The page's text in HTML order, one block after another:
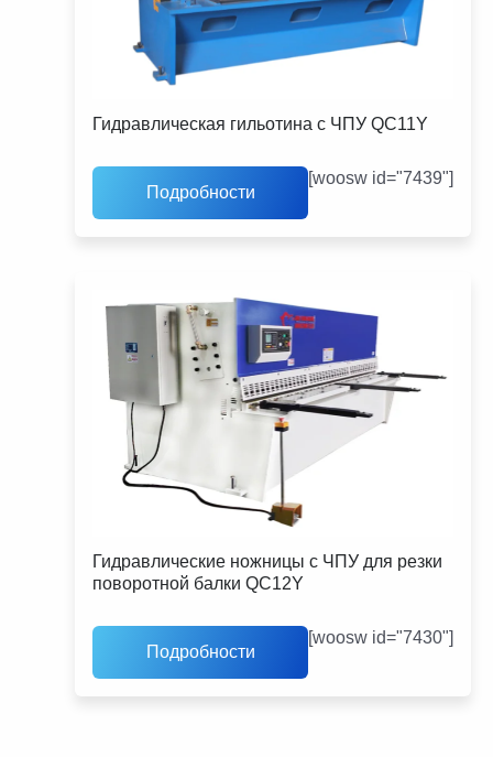
Гидравлическая гильотина с ЧПУ QC11Y
Подробности
[woosw id="7439"]
Гидравлические ножницы с ЧПУ для резки
поворотной балки QC12Y
Подробности
[woosw id="7430"]